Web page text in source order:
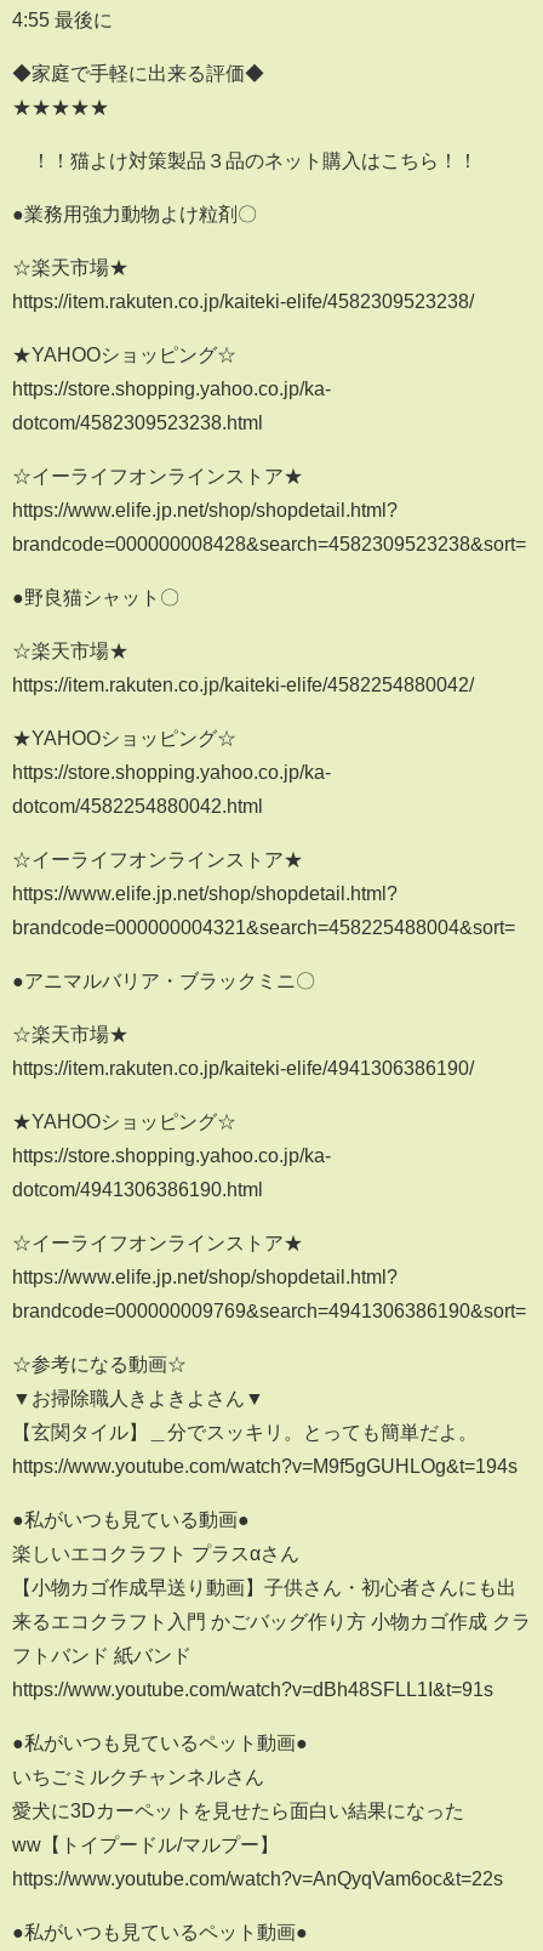
4:55 最後に
◆家庭で手軽に出来る評価◆
★★★★★
！！猫よけ対策製品３品のネット購入はこちら！！
●業務用強力動物よけ粒剤〇
☆楽天市場★
https://item.rakuten.co.jp/kaiteki-elife/4582309523238/
★YAHOOショッピング☆
https://store.shopping.yahoo.co.jp/ka-
dotcom/4582309523238.html
☆イーライフオンラインストア★
https://www.elife.jp.net/shop/shopdetail.html?
brandcode=000000008428&search=4582309523238&sort=
●野良猫シャット〇
☆楽天市場★
https://item.rakuten.co.jp/kaiteki-elife/4582254880042/
★YAHOOショッピング☆
https://store.shopping.yahoo.co.jp/ka-
dotcom/4582254880042.html
☆イーライフオンラインストア★
https://www.elife.jp.net/shop/shopdetail.html?
brandcode=000000004321&search=458225488004&sort=
●アニマルバリア・ブラックミニ〇
☆楽天市場★
https://item.rakuten.co.jp/kaiteki-elife/4941306386190/
★YAHOOショッピング☆
https://store.shopping.yahoo.co.jp/ka-
dotcom/4941306386190.html
☆イーライフオンラインストア★
https://www.elife.jp.net/shop/shopdetail.html?
brandcode=000000009769&search=4941306386190&sort=
☆参考になる動画☆
▼お掃除職人きよきよさん▼
【玄関タイル】＿分でスッキリ。とっても簡単だよ。
https://www.youtube.com/watch?v=M9f5gGUHLOg&t=194s
●私がいつも見ている動画●
楽しいエコクラフト プラスαさん
【小物カゴ作成早送り動画】子供さん・初心者さんにも出
来るエコクラフト入門 かごバッグ作り方 小物カゴ作成 クラ
フトバンド 紙バンド
https://www.youtube.com/watch?v=dBh48SFLL1I&t=91s
●私がいつも見ているペット動画●
いちごミルクチャンネルさん
愛犬に3Dカーペットを見せたら面白い結果になった
ww【トイプードル/マルプー】
https://www.youtube.com/watch?v=AnQyqVam6oc&t=22s
●私がいつも見ているペット動画●